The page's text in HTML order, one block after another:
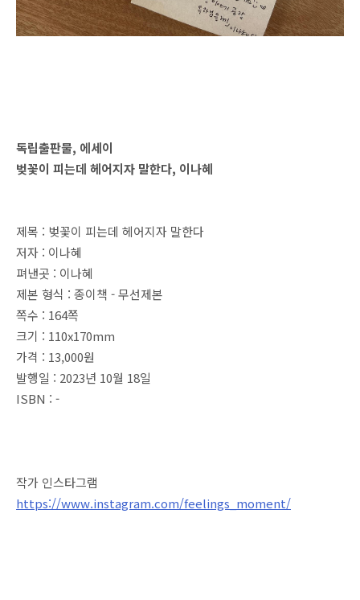
독립출판물, 에세이
벚꽃이 피는데 헤어지자 말한다, 이나혜
제목 : 벚꽃이 피는데 헤어지자 말한다
저자 : 이나혜
펴낸곳 : 이나혜
제본 형식 : 종이책 - 무선제본
쪽수 : 164쪽
크기 : 110x170mm
가격 : 13,000원
발행일 : 2023년 10월 18일
ISBN : -
작가 인스타그램
https://www.instagram.com/feelings_moment/